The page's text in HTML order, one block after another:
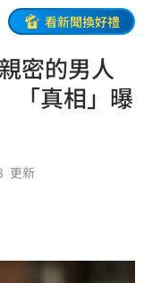
看新聞換好禮
密的男人
「真相」曝
更新